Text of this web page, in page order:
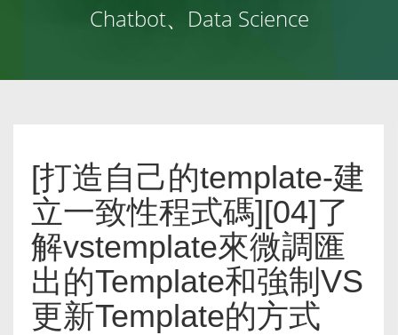
Chatbot、Data Science
[打造自己的template-建
立一致性程式碼][04]了
解vstemplate來微調匯
出的Template和強制VS
更新Template的方式